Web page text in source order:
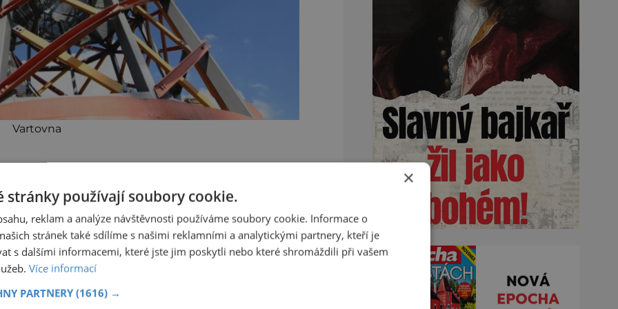
Vartovna
5 kilometrů dlouhá Naučná stezka
panelů, které zájemce seznámí nejen se
s její historií, krajinou, flórou a faunou.
×
stránky používají soubory cookie.
reklam a analýze návštěvnosti používáme soubory cookie. Informace o
stránek také sdílíme s našimi reklamními a analytickými partnery, kteří je
s dalšími informacemi, které jste jim poskytli nebo které shromáždili při vašem
Více informací
PARTNERY (1616) →